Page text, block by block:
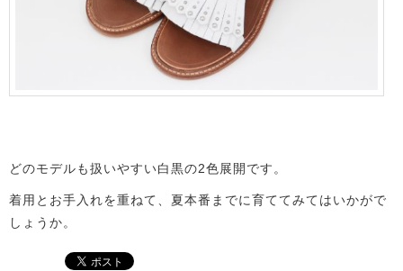
どのモデルも扱いやすい白黒の2色展開です。
着用とお手入れを重ねて、夏本番までに育ててみてはいかがで
しょうか。